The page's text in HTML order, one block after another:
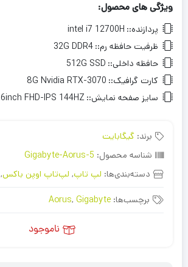
ویژگی های محصول:
پردازنده:: intel i7 12700H
ظرفیت حافظه رم:: 32G DDR4
حافظه داخلی:: 512G SSD
کارت گرافیک:: 8G Nvidia RTX-3070
سایز صفحه نمایش:: 15.6inch FHD-IPS 144HZ
برند: گیگابایت
شناسه محصول: Gigabyte-Aorus-5
دسته‌بندی‌ها: لپ تاپ, لپ‌تاپ اوپن باکس,
برچسب‌ها: Aorus, Gigabyte
ناموجود